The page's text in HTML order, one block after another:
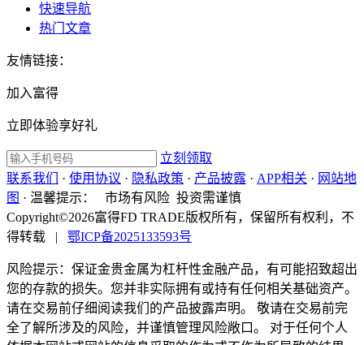
快速导航
热门文章
友情链接：
加入富得
立即体验享好礼
立刻领取
联系我们
· 使用协议 · 隐私政策 · 产品披露 · APP相关 · 网站地
图 · 温馨提示：
市场有风险 投资需谨慎
Copyright©2026富得FD TRADE版权所有，保留所有权利，不
得转载
| 鄂ICP备2025133593号
风险提示：保证金贵金属为杠杆性金融产品，有可能招致超出
您的存款的损失。您并非实际拥有或持有任何相关基础资产。
请在交易前仔细阅读我们的产品披露声明。 敬请在交易前完
全了解所涉及的风险，并谨慎管理风险敞口。 对于任何个人